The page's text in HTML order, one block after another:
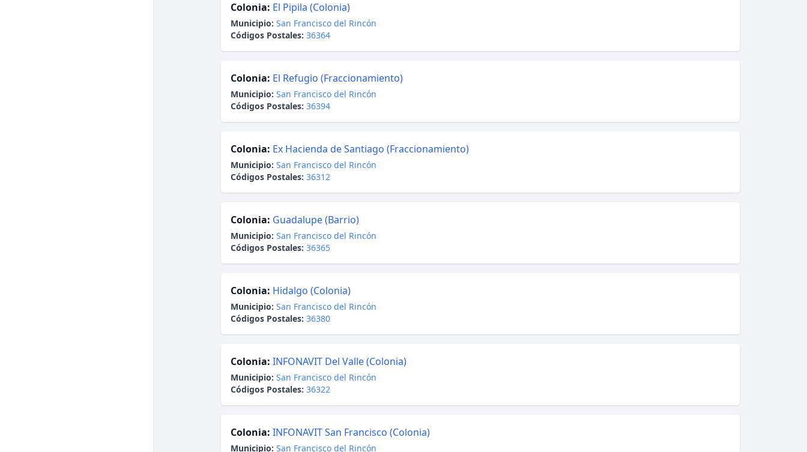
Colonia: El Pipila (Colonia)
Municipio: San Francisco del Rincón
Códigos Postales: 36364
Colonia: El Refugio (Fraccionamiento)
Municipio: San Francisco del Rincón
Códigos Postales: 36394
Colonia: Ex Hacienda de Santiago (Fraccionamiento)
Municipio: San Francisco del Rincón
Códigos Postales: 36312
Colonia: Guadalupe (Barrio)
Municipio: San Francisco del Rincón
Códigos Postales: 36365
Colonia: Hidalgo (Colonia)
Municipio: San Francisco del Rincón
Códigos Postales: 36380
Colonia: INFONAVIT Del Valle (Colonia)
Municipio: San Francisco del Rincón
Códigos Postales: 36322
Colonia: INFONAVIT San Francisco (Colonia)
Municipio: San Francisco del Rincón